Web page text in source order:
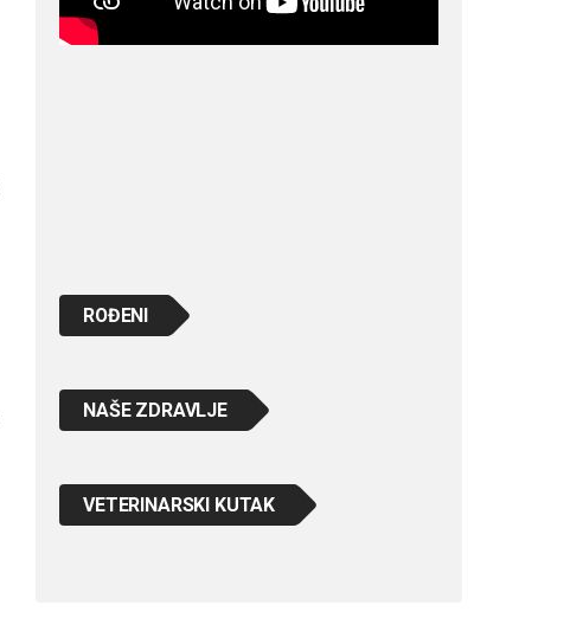
ROĐENI
NAŠE ZDRAVLJE
VETERINARSKI KUTAK